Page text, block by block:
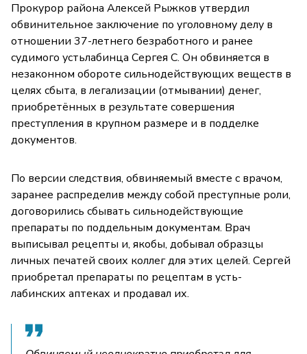
Прокурор района Алексей Рыжков утвердил
обвинительное заключение по уголовному делу в
отношении 37-летнего безработного и ранее
судимого устьлабинца Сергея С. Он обвиняется в
незаконном обороте сильнодействующих веществ в
целях сбыта, в легализации (отмывании) денег,
приобретённых в результате совершения
преступления в крупном размере и в подделке
документов.
По версии следствия, обвиняемый вместе с врачом,
заранее распределив между собой преступные роли,
договорились сбывать сильнодействующие
препараты по поддельным документам. Врач
выписывал рецепты и, якобы, добывал образцы
личных печатей своих коллег для этих целей. Сергей
приобретал препараты по рецептам в усть-
лабинских аптеках и продавал их.